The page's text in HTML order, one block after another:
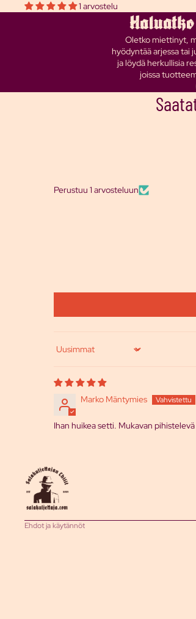
1 arvostelu
Oletko miettinyt,
hyödyntää arjessa tai
ja löydä herkullisia
joissa
Perustuu 1 arvosteluun
Sort by
Marko Mäntymies
Ihan huikea setti. Mukavan
Ehdot ja käytännöt
Tietosuojakäytäntö
Käyttöehdot
Yhteystiedot
Oikeudellinen huomautus